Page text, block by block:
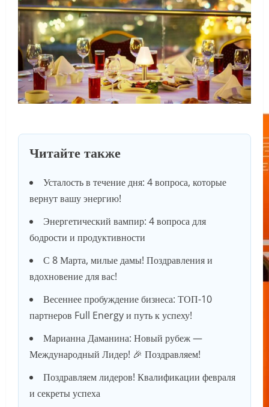
Читайте также
Усталость в течение дня: 4 вопроса, которые
вернут вашу энергию!
Энергетический вампир: 4 вопроса для
бодрости и продуктивности
С 8 Марта, милые дамы! Поздравления и
вдохновение для вас!
Весеннее пробуждение бизнеса: ТОП-10
партнеров Full Energy и путь к успеху!
Марианна Даманина: Новый рубеж —
Международный Лидер! 🎉 Поздравляем!
Поздравляем лидеров! Квалификации февраля
и секреты успеха